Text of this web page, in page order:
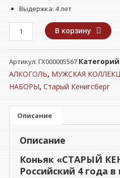
Выдержка: 4 лет
Количество
товара
Коньяк
"СТАРЫЙ
КЕНИГСБЕРГ"
Российский
года
40%
В корзину
Артикул: ГХ000005567
АЛКОГОЛЬ, МУЖСКАЯ
НАБОРЫ, Старый Кенигсберг
Описание
Описание
Коньяк «СТАРЫЙ
Российский 4 года в